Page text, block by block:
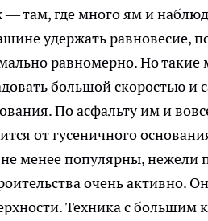
— там, где много ям и
удержать равновесие,
равномерно. Но
большой скоростью
По асфальту им и
от гусеничного
менее популярны,
очень активно.
Техника с большим